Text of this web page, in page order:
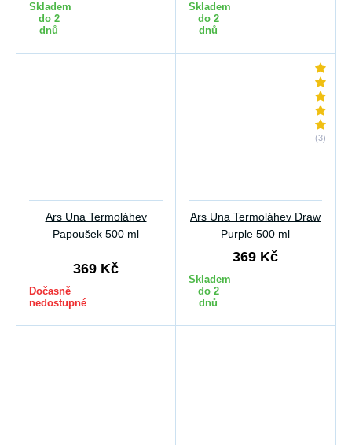
Skladem
do 2
dnů
Skladem
do 2
dnů
Ars Una Termoláhev
Papoušek 500 ml
369 Kč
Dočasně
nedostupné
(3)
Ars Una Termoláhev Draw
Purple 500 ml
369 Kč
Skladem
do 2
dnů